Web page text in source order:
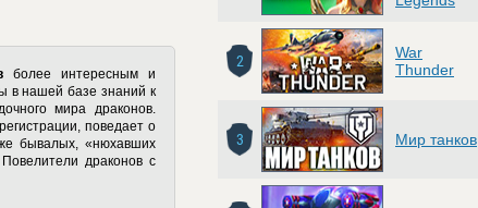
более интересным и
в нашей базе знаний к
мира драконов.
поведает о
бывалых, «нюхавших
драконов с
2
War
Thunder
3 Мир танков